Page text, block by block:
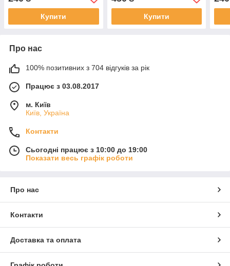
Купити Купити
Про нас
100% позитивних з 704 відгуків за рік
Працює з 03.08.2017
м. Київ
Київ, Україна
Контакти
Сьогодні працює з 10:00 до 19:00
Показати весь графік роботи
Про нас
Контакти
Доставка та оплата